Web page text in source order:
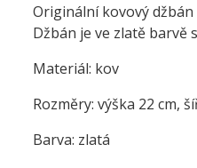
Originální kovový
Džbán je ve zlatě barvě
Materiál: kov
Rozměry: výška 22 cm,
Barva: zlatá